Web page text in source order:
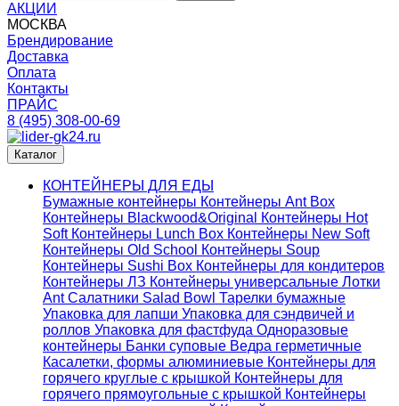
АКЦИИ
МОСКВА
Брендирование
Доставка
Оплата
Контакты
ПРАЙС
8 (495) 308-00-69
Каталог
КОНТЕЙНЕРЫ ДЛЯ ЕДЫ
Бумажные контейнеры Контейнеры Ant Box
Контейнеры Blackwood&Original
Контейнеры Hot
Soft Контейнеры Lunch Box Контейнеры New Soft
Контейнеры Old School Контейнеры Soup
Контейнеры Sushi Box Контейнеры для кондитеров
Контейнеры ЛЗ Контейнеры универсальные Лотки
AntСалатники Salad Bowl Тарелки бумажные
Упаковка для лапши Упаковка для сэндвичей и
роллов Упаковка для фастфуда Одноразовые
контейнеры Банки суповые Ведра герметичные
Касалетки, формы алюминиевые Контейнеры для
горячего круглые с крышкой Контейнеры для
горячего прямоугольные с крышкой Контейнеры